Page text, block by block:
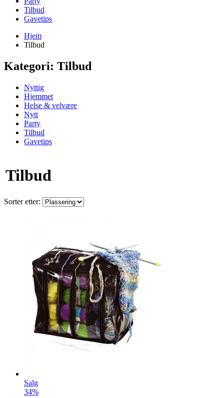
Tilbud
Gavetips
Hjem
Tilbud
Kategori: Tilbud
Nyttig
Hjemmet
Helse & velvære
Nytt
Party
Tilbud
Gavetips
Tilbud
Sorter etter:
Salg
34%